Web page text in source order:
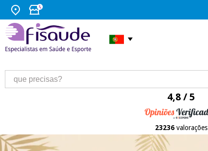
4,8 / 5
23236valorações